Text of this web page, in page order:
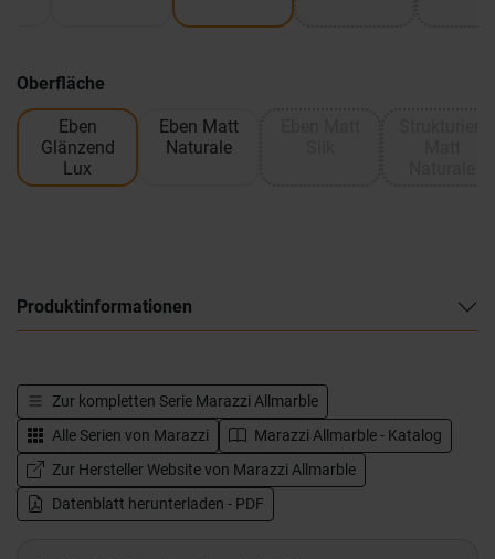
Oberfläche
Eben
Glänzend
Lux
Eben Matt
Naturale
Produktinformationen
Zur kompletten Serie Marazzi Allmarble
Alle Serien von Marazzi
Marazzi Allmarble - Katalog
Zur Hersteller Website von Marazzi Allmarble
Datenblatt herunterladen - PDF